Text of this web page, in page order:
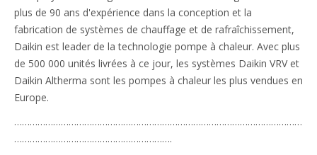
plus de 90 ans d'expérience dans la conception et la
fabrication de systèmes de chauffage et de rafraîchissement,
Daikin est leader de la technologie pompe à chaleur. Avec plus
de 500 000 unités livrées à ce jour, les systèmes Daikin VRV et
Daikin Altherma sont les pompes à chaleur les plus vendues en
Europe.
…………………………………………………………………………………………………
…………………………………………………….